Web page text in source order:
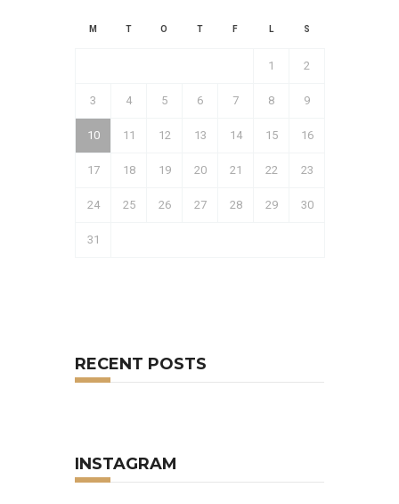
M T O T F L S
1 2
3 4 5 6 7 8 9
10 11 12 13 14 15 16
17 18 19 20 21 22 23
24 25 26 27 28 29 30
31
RECENT POSTS
INSTAGRAM